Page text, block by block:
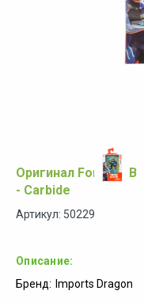
Оригинал Fortnite
- Carbide
Артикул: 50229
Описание:
Бренд: Imports Dragon